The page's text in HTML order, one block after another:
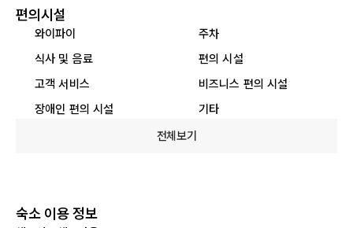
편의시설
와이파이
주차
식사 및 음료
편의 시설
고객 서비스
비즈니스 편의 시설
장애인 편의 시설
기타
전체보기
숙소 이용 정보